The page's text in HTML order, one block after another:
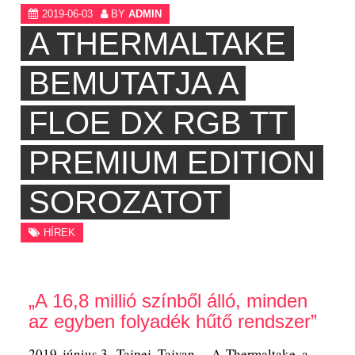
2019-06-03 BY ADMIN
A THERMALTAKE
BEMUTATJA A
FLOE DX RGB TT
PREMIUM EDITION
SOROZATOT
HÍREK
„A 16,8 millió színből álló, minden
az egyben folyadék hűtő rendszer”